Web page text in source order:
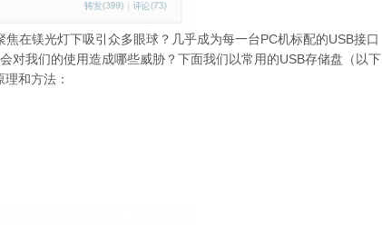
焦在镁光灯下吸引众多眼球？几乎成为每一台PC机标配的USB接口
对我们的使用造成哪些威胁？下面我们以常用的USB存储盘（以下
和方法：